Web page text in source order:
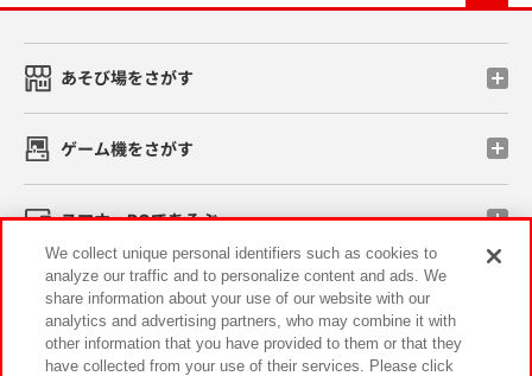
あそび場をさがす
ゲーム機をさがす
スマホ・PCであそぶ
イベント・キャンペーン
We collect unique personal identifiers such as cookies to
analyze our traffic and to personalize content and ads. We
share information about your use of our website with our
analytics and advertising partners, who may combine it with
other information that you have provided to them or that they
have collected from your use of their services. Please click